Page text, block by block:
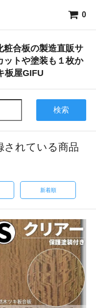
0
粧合板の製造直販サ
ットや塗装も１枚か
板屋GIFU
検索
されている商品
新着順